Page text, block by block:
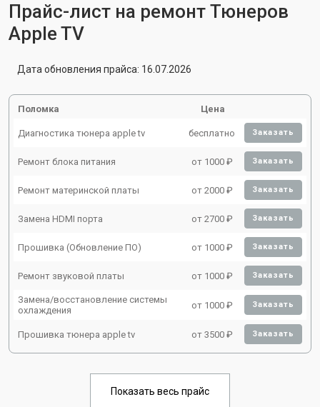
Прайс-лист на ремонт Тюнеров
Apple TV
Дата обновления прайса: 16.07.2026
Поломка Цена
Диагностика тюнера apple tv бесплатно Заказать
Ремонт блока питания от 1000 ₽ Заказать
Ремонт материнской платы от 2000 ₽ Заказать
Замена HDMI порта от 2700 ₽ Заказать
Прошивка (Обновление ПО) от 1000 ₽ Заказать
Ремонт звуковой платы от 1000 ₽ Заказать
Замена/восстановление системы
охлаждения
от 1000 ₽ Заказать
Прошивка тюнера apple tv от 3500 ₽ Заказать
Показать весь прайс